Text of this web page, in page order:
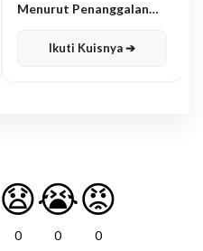
Menurut Penanggalan
Ikuti Kuisnya ➔
😧
0
😭
0
😡
0